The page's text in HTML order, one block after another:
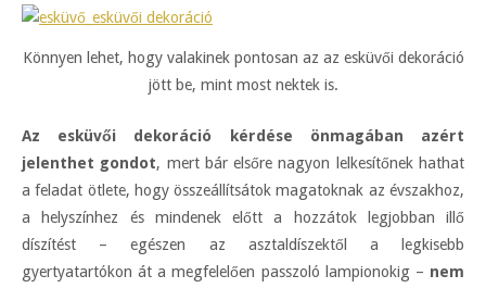
Könnyen lehet, hogy valakinek pontosan az az esküvői dekoráció
jött be, mint most nektek is.
Az esküvői dekoráció kérdése önmagában azért
jelenthet gondot, mert bár elsőre nagyon lelkesítőnek hathat
a feladat ötlete, hogy összeállítsátok magatoknak az évszakhoz,
a helyszínhez és mindenek előtt a hozzátok legjobban illő
díszítést – egészen az asztaldíszektől a legkisebb
gyertyatartókon át a megfelelően passzoló lampionokig – nem